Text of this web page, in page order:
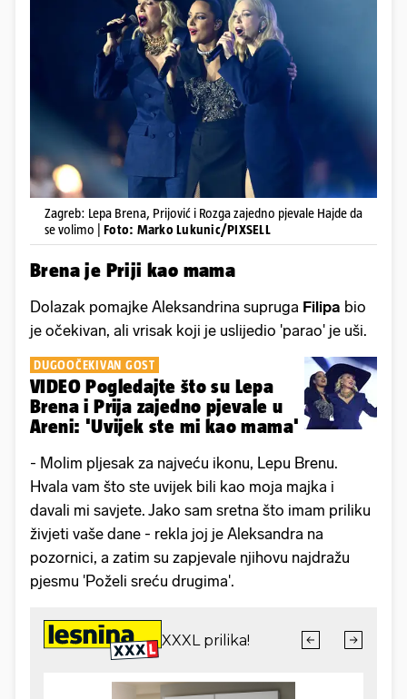
Zagreb: Lepa Brena, Prijović i Rozga zajedno pjevale Hajde da
se volimo | Foto: Marko Lukunic/PIXSELL
Brena je Priji kao mama
Dolazak pomajke Aleksandrina supruga Filipa bio
je očekivan, ali vrisak koji je uslijedio 'parao' je uši.
DUGOOČEKIVAN GOST
VIDEO Pogledajte što su Lepa
Brena i Prija zajedno pjevale u
Areni: 'Uvijek ste mi kao mama'
- Molim pljesak za najveću ikonu, Lepu Brenu.
Hvala vam što ste uvijek bili kao moja majka i
davali mi savjete. Jako sam sretna što imam priliku
živjeti vaše dane - rekla joj je Aleksandra na
pozornici, a zatim su zapjevale njihovu najdražu
pjesmu 'Poželi sreću drugima'.